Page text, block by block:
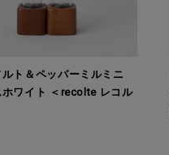
ト＆ペッパーミルミニ
ホワイト ＜recolte レコル